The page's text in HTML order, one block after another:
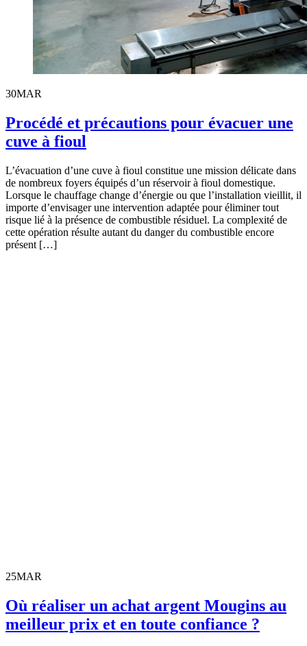
30MAR
Procédé et précautions pour évacuer une
cuve à fioul
L’évacuation d’une cuve à fioul constitue une mission délicate dans
de nombreux foyers équipés d’un réservoir à fioul domestique.
Lorsque le chauffage change d’énergie ou que l’installation vieillit, il
importe d’envisager une intervention adaptée pour éliminer tout
risque lié à la présence de combustible résiduel. La complexité de
cette opération résulte autant du danger du combustible encore
présent […]
25MAR
Où réaliser un achat argent Mougins au
meilleur prix et en toute confiance ?